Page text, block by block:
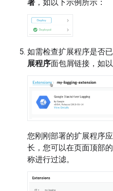
署 ，如以下示例所示：
如需检查扩展程序是否
展程序面包屑链接，如
您刚刚部署的扩展程序
长，您可以在页面顶部
称进行过滤。